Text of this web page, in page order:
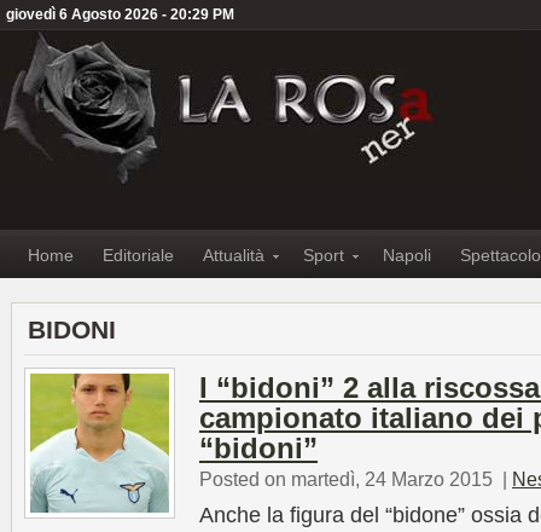
giovedì 6 Agosto 2026 - 20:29 PM
Home Editoriale Attualità Sport Napoli Spettacolo
BIDONI
I “bidoni” 2 alla
campionato italiano dei
“bidoni”
Posted on martedì, 24 Marzo 2015 |
Anche la figura del “bidone” ossia